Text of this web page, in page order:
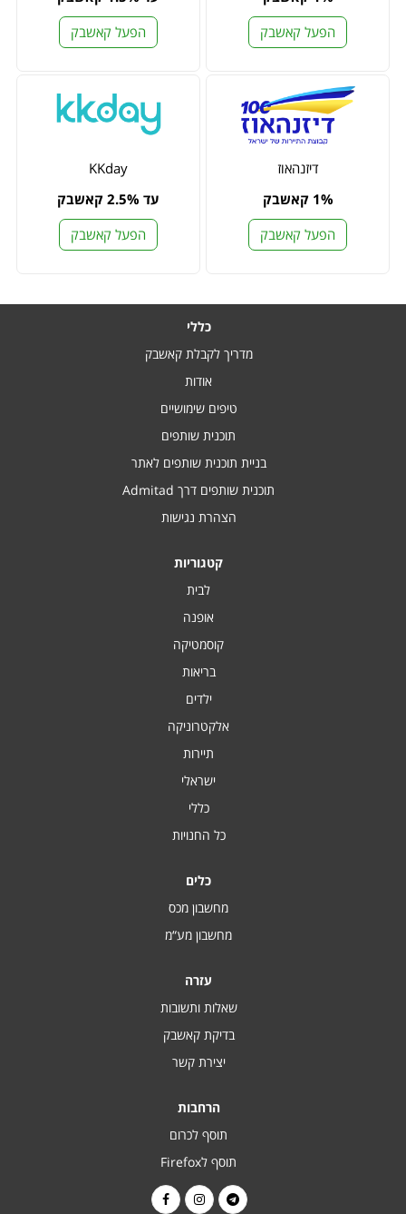
הפעל קאשבק
הפעל קאשבק
דיזנהאוז
1% קאשבק
הפעל קאשבק
KKday
עד 2.5% קאשבק
הפעל קאשבק
כללי
מדריך לקבלת קאשבק
אודות
טיפים שימושיים
תוכנית שותפים
בניית תוכנית שותפים לאתר
תוכנית שותפים דרך Admitad
הצהרת נגישות
קטגוריות
לבית
אופנה
קוסמטיקה
בריאות
ילדים
אלקטרוניקה
תיירות
ישראלי
כללי
כל החנויות
כלים
מחשבון מכס
מחשבון מע“מ
עזרה
שאלות ותשובות
בדיקת קאשבק
יצירת קשר
הרחבות
תוסף לכרום
תוסף לFirefox